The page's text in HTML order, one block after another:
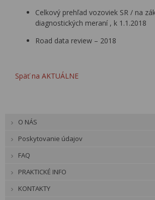
Celkový prehľad vozoviek SR / na
diagnostických meraní , k 1.1.2018
Road data review – 2018
Späť na AKTUÁLNE
O NÁS
Poskytovanie údajov
FAQ
PRAKTICKÉ INFO
KONTAKTY